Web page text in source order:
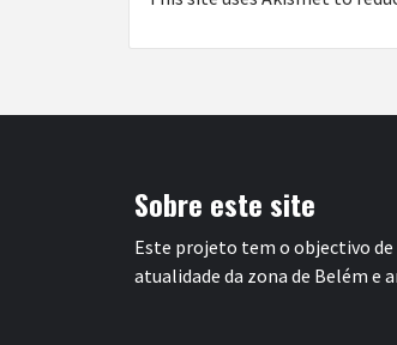
Sobre este site
Este projeto tem o objectivo
atualidade da zona de Belém e